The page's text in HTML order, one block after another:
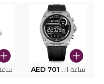
ساعة البوليس الذكية MY.AVATAR PEIUN0000101 AED 701